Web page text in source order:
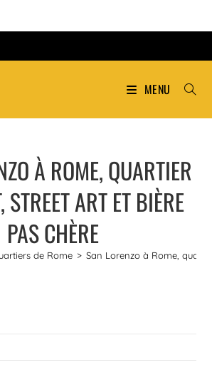
MENU
À ROME, QUARTIER
STREET ART ET BIÈRE
PAS CHÈRE
de Rome > San Lorenzo à Rome,